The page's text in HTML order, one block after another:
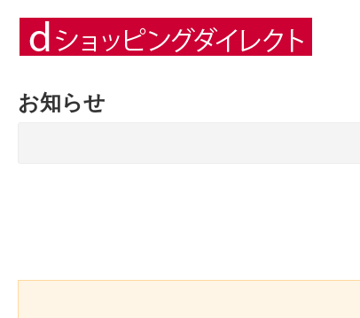
お知らせ